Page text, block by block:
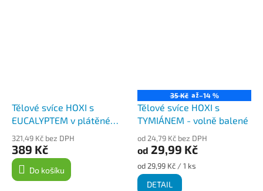
Tělové svíce HOXI s
EUCALYPTEM v plátěném
pytlíku 10ks
321,49 Kč bez DPH
389 Kč
Do košíku
35 Kč až–14 %
Tělové svíce HOXI s
TYMIÁNEM - volně balené
od 24,79 Kč bez DPH
od 29,99 Kč
Měrná
cena:
od 29,99 Kč / 1 ks
DETAIL